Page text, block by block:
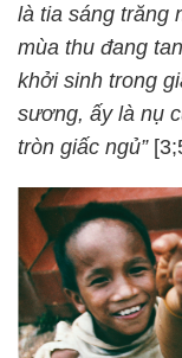
là tia sáng trăng
mùa thu đang
khởi sinh trong
sương, ấy là nụ
tròn giấc ngủ”